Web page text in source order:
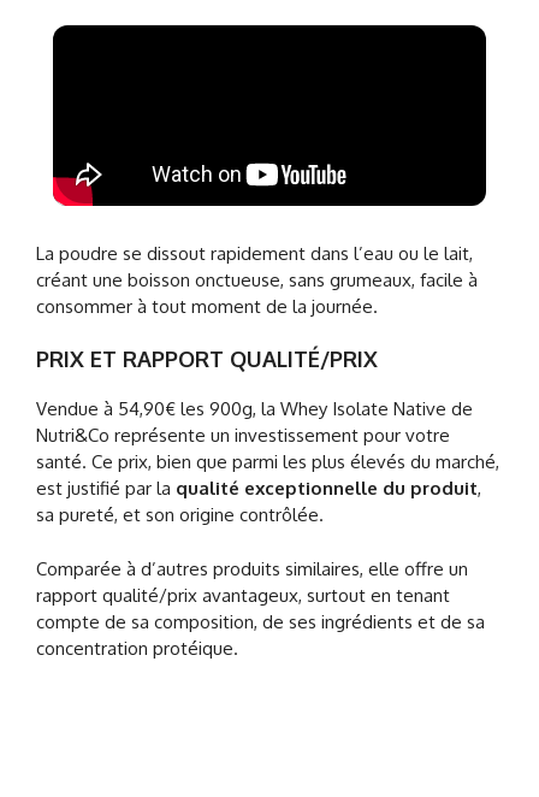
La poudre se dissout rapidement dans l’eau ou le lait,
créant une boisson onctueuse, sans grumeaux, facile à
consommer à tout moment de la journée.
PRIX ET RAPPORT QUALITÉ/PRIX
Vendue à 54,90€ les 900g, la Whey Isolate Native de
Nutri&Co représente un investissement pour votre
santé. Ce prix, bien que parmi les plus élevés du marché,
est justifié par la qualité exceptionnelle du produit,
sa pureté, et son origine contrôlée.
Comparée à d’autres produits similaires, elle offre un
rapport qualité/prix avantageux, surtout en tenant
compte de sa composition, de ses ingrédients et de sa
concentration protéique.